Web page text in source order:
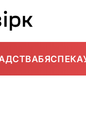
БЯСПЕКА